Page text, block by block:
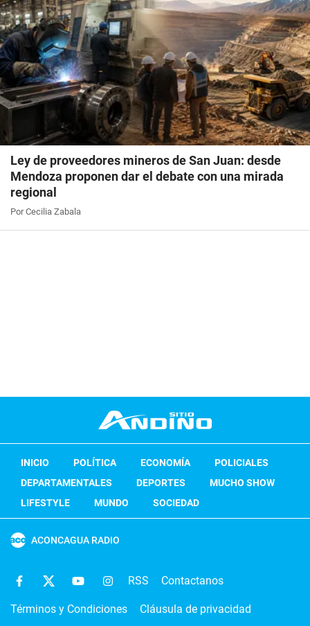
Ley de proveedores mineros de San Juan: desde
Mendoza proponen dar el debate con una mirada
regional
Por Cecilia Zabala
INICIO POLÍTICA ECONOMÍA
POLICIALES
DEPARTAMENTALES
DEPORTES
MUCHO SHOW
LIFESTYLE
MUNDO SOCIEDAD
ACONCAGUA RADIO
RSS Contactanos
Términos y Condiciones Cláusula de privacidad